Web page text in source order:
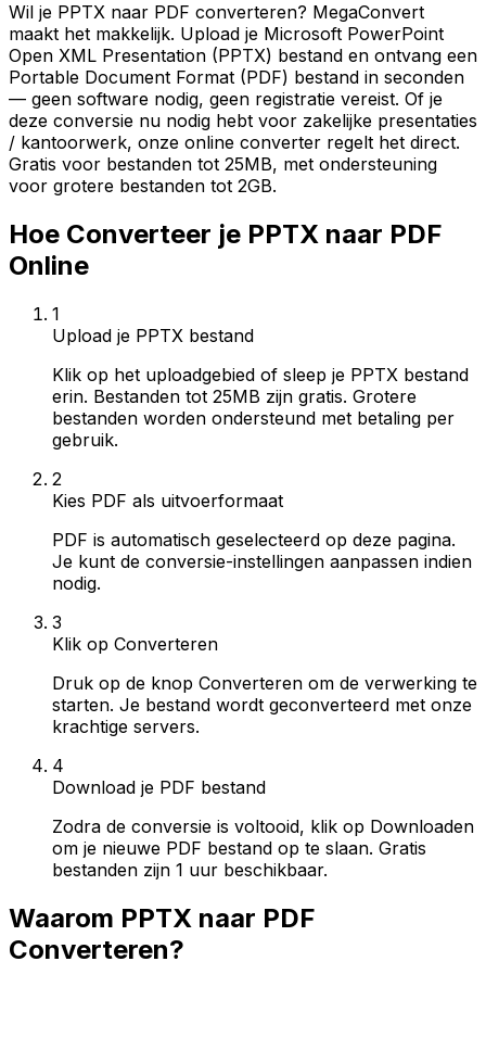
Wil je PPTX naar PDF converteren? MegaConvert
maakt het makkelijk. Upload je Microsoft PowerPoint
Open XML Presentation (PPTX) bestand en ontvang een
Portable Document Format (PDF) bestand in seconden
— geen software nodig, geen registratie vereist. Of je
deze conversie nu nodig hebt voor zakelijke presentaties
/ kantoorwerk, onze online converter regelt het direct.
Gratis voor bestanden tot 25MB, met ondersteuning
voor grotere bestanden tot 2GB.
Hoe Converteer je PPTX naar PDF
Online
1
Upload je PPTX bestand
Klik op het uploadgebied of sleep je PPTX bestand
erin. Bestanden tot 25MB zijn gratis. Grotere
bestanden worden ondersteund met betaling per
gebruik.
2
Kies PDF als uitvoerformaat
PDF is automatisch geselecteerd op deze pagina.
Je kunt de conversie-instellingen aanpassen indien
nodig.
3
Klik op Converteren
Druk op de knop Converteren om de verwerking te
starten. Je bestand wordt geconverteerd met onze
krachtige servers.
4
Download je PDF bestand
Zodra de conversie is voltooid, klik op Downloaden
om je nieuwe PDF bestand op te slaan. Gratis
bestanden zijn 1 uur beschikbaar.
Waarom PPTX naar PDF
Converteren?